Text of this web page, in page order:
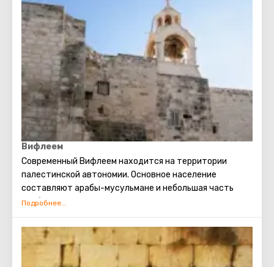
Вифлеем
Современный Вифлеем находится на территории
палестинской автономии. Основное население
составляют арабы-мусульмане и небольшая часть
арабов-христиан. Основной доход Вифлеему приносит
христианские паломники со всего света. Именно здесь
родился Иисус Христос. Каждое Рождество в
Вифлееме проводятся рождественские мессы,